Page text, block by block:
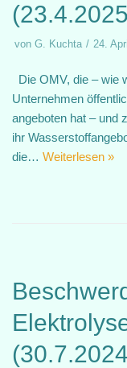
von G. Kuchta 24.
Die OMV, die – wie
Unternehmen
angeboten hat – und
ihr
die… Weiterlesen »